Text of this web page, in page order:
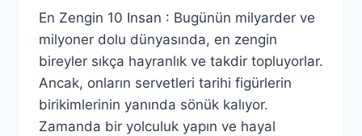
En Zengin 10 Insan : Bugünün milyarder ve
milyoner dolu dünyasında, en zengin
bireyler sıkça hayranlık ve takdir topluyorlar.
Ancak, onların servetleri tarihi figürlerin
birikimlerinin yanında sönük kalıyor.
Zamanda bir yolculuk yapın ve hayal